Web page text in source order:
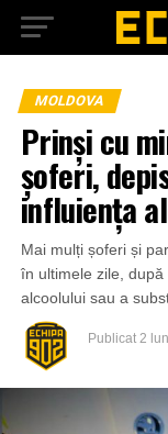
MOLDOVA
Prinși cu
șoferi,
influiența
Mai mulți șoferi și
în ultimele zile,
alcoolului sau a
Publicat 2